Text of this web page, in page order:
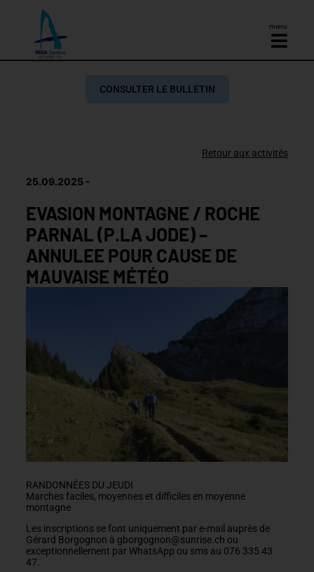
menu
CONSULTER LE BULLETIN
Retour aux activités
25.09.2025
EVASION MONTAGNE / ROCHE
PARNAL (P.LA JODE) –
ANNULEE POUR CAUSE DE
MAUVAISE MÉTÉO
RANDONNÉES DU JEUDI
Marches faciles, moyennes et difficiles en moyenne
montagne
Les inscriptions se font uniquement par e-mail auprès de
Gérard Borgognon à gborgognon@sunrise.ch ou
exceptionnellement par WhatsApp ou sms au 076 335 43
47.